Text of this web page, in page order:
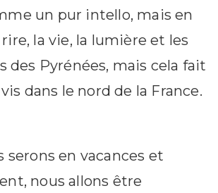
un pur intello, mais en
la vie, la lumière et les
des Pyrénées, mais cela fait
dans le nord de la France.
serons en vacances et
nous allons être